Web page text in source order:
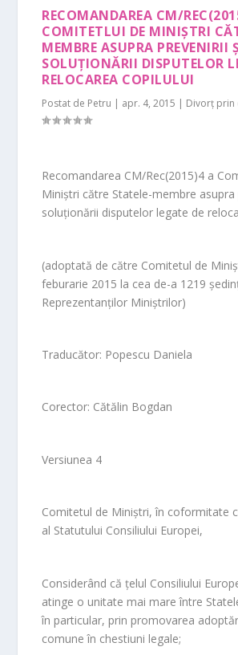
RECOMANDAREA CM/
COMITETLUI DE MINIȘTRI
MEMBRE ASUPRA PREVENIRII
SOLUȚIONĂRII DISPUTELOR
RELOCAREA COPILULUI
Postat de Petru | apr. 4, 2015 | Divorț prin
Recomandarea CM/Rec(2015)4 a
Miniștri către Statele-membre asupra
soluționării disputelor legate de
(adoptată de către Comitetul de
feburarie 2015 la cea de-a 1219
Reprezentanților Miniștrilor)
Traducător: Popescu Daniela
Corector: Cătălin Bogdan
Versiunea 4
Comitetul de Miniștri, în coformitate
al Statutului Consiliului Europei,
Considerând că țelul Consiliului
atinge o unitate mai mare între
în particular, prin promovarea
comune în chestiuni legale;